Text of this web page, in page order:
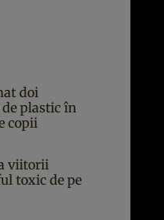
doi
plastic în
copii
viitorii
toxic de pe